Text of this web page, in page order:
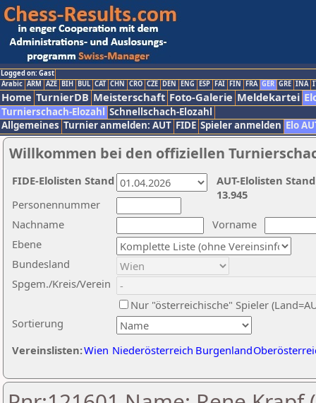
Logged on: Gast
Arabic ARM AZE BIH BUL CAT CHN CRO CZE DEN ENG ESP FAI FIN FRA GER GRE INA
Home TurnierDB Meisterschaft Foto-Galerie Meldekartei
Turnierschach-Elozahl Schnellschach-Elozahl
Allgemeines Turnier anmelden: AUT FIDE Spieler anmelden Elo
Willkommen bei den offiziellen
Nachname
Vorname
Ebene
Sortierung
Personennummer
Bundesland
Spgem./Kreis/Verein
Nur "österreichische" Spieler
Vereinslisten:Wien Niederösterreich Burgenland
AUT-Elolisten
13.945
FIDE-Elolisten Stand